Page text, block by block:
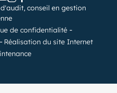
conseil en gestion
de confidentialité
Réalisation du site Internet